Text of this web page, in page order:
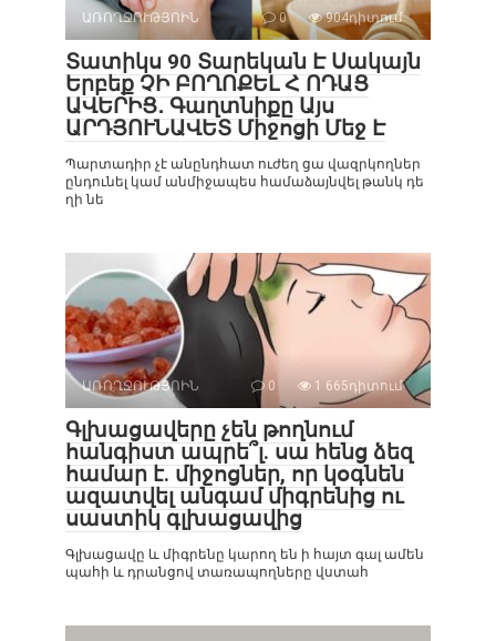
ԱՌՈՂՋՈՒԹՅՈԻՆ 0 904դիտում
Տատիկս 90 Տարեկան Է Սակայն
Երբեք ՉԻ ԲՈՂՈՔԵԼ Հ ՈԴԱՑ
ԱՎԵՐԻՑ․ Գաղտնիքը Այս
ԱՐԴՅՈՒՆԱՎԵՏ Միջոցի Մեջ Է
Պարտադիր չէ անընդհատ ուժեղ ցա վազրկողներ
ընդունել կամ անմիջապես համաձայնվել թանկ դե
ղի նե
ԱՌՈՂՋՈՒԹՅՈԻՆ 0 1 665դիտում
Գլխացավերը չեն թողնում
հանգիստ ապրե՞լ. սա հենց ձեզ
համար է. միջոցներ, որ կօգնեն
ազատվել անգամ միգրենից ու
սաստիկ գլխացավից
Գլխացավը և միգրենը կարող են ի հայտ գալ ամեն
պահի և դրանցով տառապողները վստահ